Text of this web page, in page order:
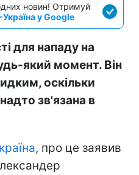
новин! Отримуй
у Google
для нападу на
який момент. Він
оскільки
зв'язана в
, про це заявив